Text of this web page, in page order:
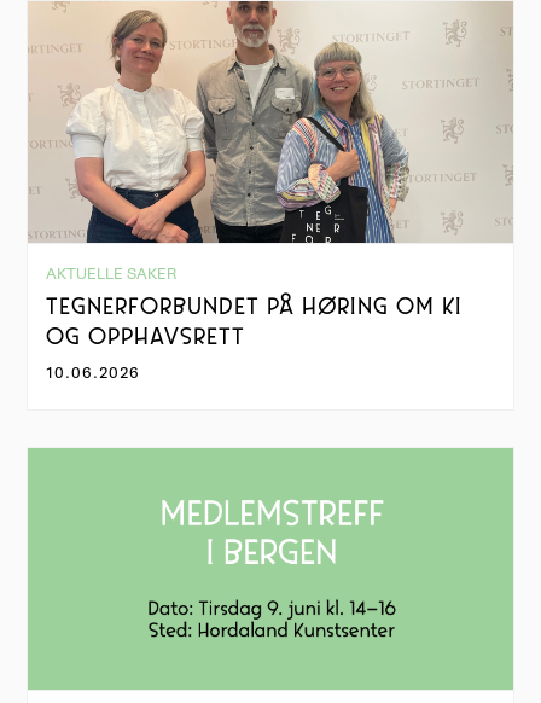
AKTUELLE SAKER
TEGNERFORBUNDET PÅ HØRING OM KI
OG OPPHAVSRETT
10.06.2026